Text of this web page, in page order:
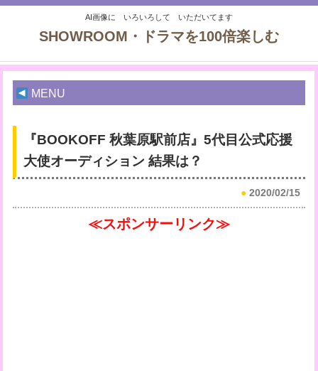
AI画像に いろいろして いただいてます
SHOWROOM・ドラマを100倍楽しむ
MENU
『BOOKOFF 秋葉原駅前店』5代目公式応援
大使オーディション 結果は？
●2020/02/15
≪スポンサーリンク≫